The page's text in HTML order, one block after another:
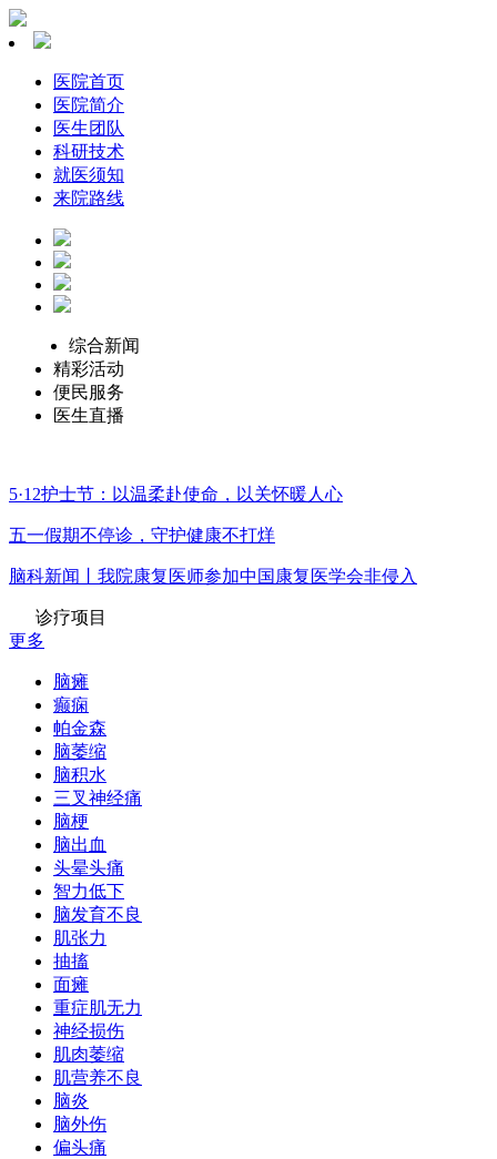
医院首页
医院简介
医生团队
科研技术
就医须知
来院路线
综合新闻
精彩活动
便民服务
医生直播
5·12护士节：以温柔赴使命，以关怀暖人心
五一假期不停诊，守护健康不打烊
脑科新闻丨我院康复医师参加中国康复医学会非侵入
诊疗项目
更多
脑瘫
癫痫
帕金森
脑萎缩
脑积水
三叉神经痛
脑梗
脑出血
头晕头痛
智力低下
脑发育不良
肌张力
抽搐
面瘫
重症肌无力
神经损伤
肌肉萎缩
肌营养不良
脑炎
脑外伤
偏头痛